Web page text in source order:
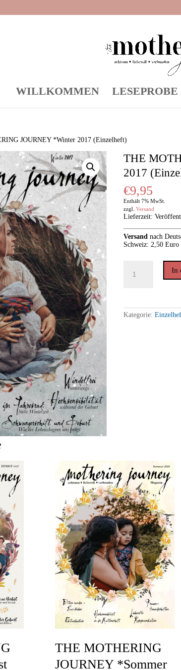
WILLKOMMEN LESEPROBE
JOURNEY *Winter 2017 (Einzelheft)
THE
2017
€9,95
Enthält 7% MwSt.
zzgl. Versand
Lieferzeit:
Versand nach
Schweiz: 2,50
MOTHERING
Menge
In
Kategorie:
THE MOTHERING
JOURNEY *Sommer